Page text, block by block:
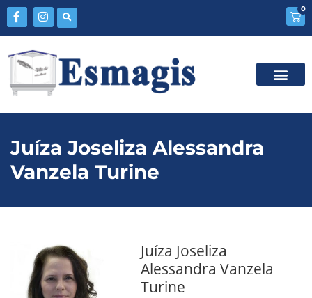
0
Juíza Joseliza Alessandra
Vanzela Turine
Juíza Joseliza
Alessandra Vanzela
Turine